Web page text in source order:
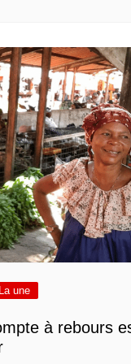
La une
à rebours